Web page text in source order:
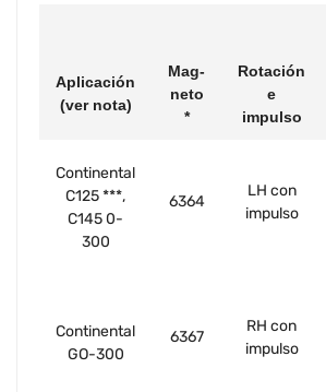
Aplicación
(ver nota)
Mag-
neto
*
Rotación
e
impulso
Continental
C125 ***,
C145 0-
300
6364
LH con
impulso
Continental
GO-300
6367
RH con
impulso